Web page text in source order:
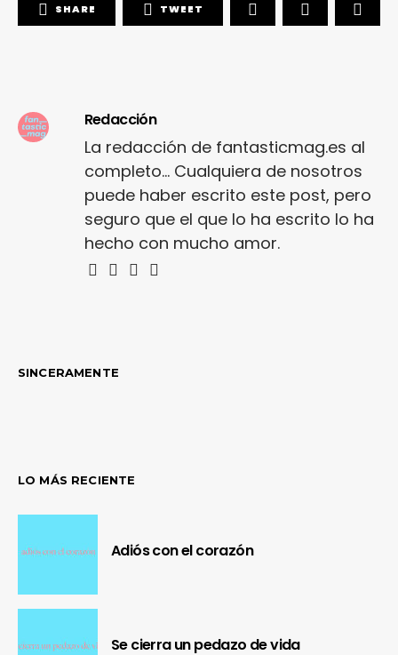
SHARE TWEET
Redacción
La redacción de fantasticmag.es al
completo... Cualquiera de nosotros
puede haber escrito este post, pero
seguro que el que lo ha escrito lo ha
hecho con mucho amor.
SINCERAMENTE
LO MÁS RECIENTE
Adiós con el corazón
Se cierra un pedazo de vida